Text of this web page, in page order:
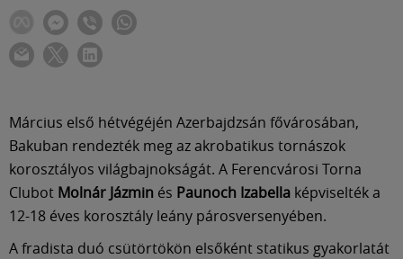
Március első hétvégéjén Azerbajdzsán fővárosában,
Bakuban rendezték meg az akrobatikus tornászok
korosztályos világbajnokságát. A Ferencvárosi Torna
Clubot Molnár Jázmin és Paunoch Izabella képviselték a
12-18 éves korosztály leány párosversenyében.
A fradista duó csütörtökön elsőként statikus gyakorlatát
Szolgáltatások
Közösség
Múzeum